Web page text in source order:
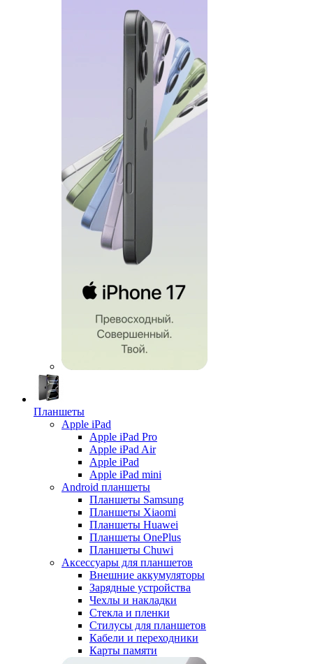
Планшеты
Apple iPad
Apple iPad Pro
Apple iPad Air
Apple iPad
Apple iPad mini
Android планшеты
Планшеты Samsung
Планшеты Xiaomi
Планшеты Huawei
Планшеты OnePlus
Планшеты Chuwi
Аксессуары для планшетов
Внешние аккумуляторы
Зарядные устройства
Чехлы и накладки
Стекла и пленки
Стилусы для планшетов
Кабели и переходники
Карты памяти